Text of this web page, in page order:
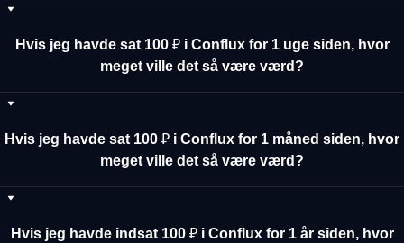
Hvis jeg havde sat 100 ₽ i Conflux for 1 uge siden, hvor
meget ville det så være værd?
Hvis jeg havde sat 100 ₽ i Conflux for 1 måned siden, hvor
meget ville det så være værd?
Hvis jeg havde indsat 100 ₽ i Conflux for 1 år siden, hvor